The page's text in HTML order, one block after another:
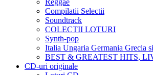
Reggae
Compilatii Selectii
Soundtrack
COLECTII LOTURI
Synth-pop
Italia Ungaria Germania Grecia
BEST & GREATEST HITS,
CD-uri originale